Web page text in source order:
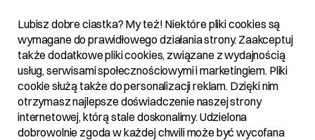
Temat:
Korekta raportu okresowego Grupy R22 za III kwartał
2018/2019 roku obrotowego opublikowanego w dniu
20 maja 2019 r.
Lubisz dobre ciastka? My też! Niektóre pliki cookies są
wymagane do prawidłowego działania strony. Zaakceptuj
także dodatkowe pliki cookies, związane z wydajnością
usług, serwisami społecznościowymi i marketingiem. Pliki
cookie służą także do personalizacji reklam. Dzięki nim
otrzymasz najlepsze doświadczenie naszej strony
internetowej, którą stale doskonalimy. Udzielona
dobrowolnie zgoda w każdej chwili może być wycofana